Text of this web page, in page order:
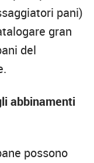
pani)
gran
del
abbinamenti
possono